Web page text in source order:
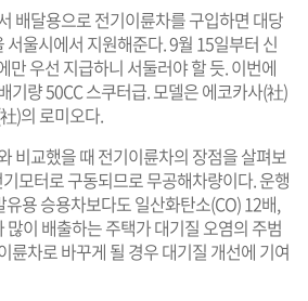
배달용으로 전기이륜차를 구입하면 대당
울시에서 지원해준다. 9월 15일부터 신
만 우선 지급하니 서둘러야 할 듯. 이번에
기량 50CC 스쿠터급. 모델은 에코카사(社)
)의 로미오다.
비교했을 때 전기이륜차의 장점을 살펴보
모터로 구동되므로 무공해차량이다. 운행
용 승용차보다도 일산화탄소(CO) 12배,
이 배출하는 주택가 대기질 오염의 주범
륜차로 바꾸게 될 경우 대기질 개선에 기여